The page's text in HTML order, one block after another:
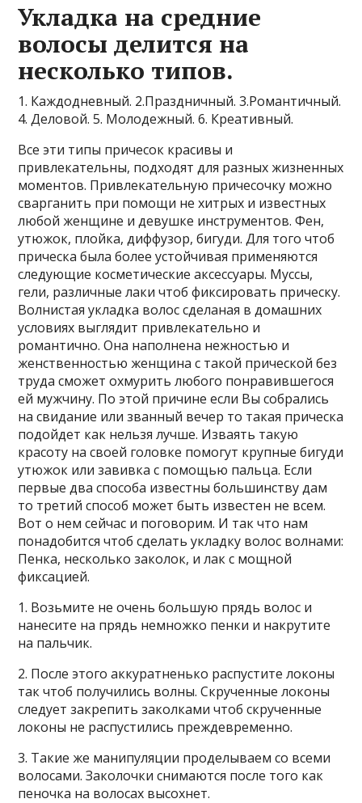
Укладка на средние
волосы делится на
несколько типов.
1. Каждодневный. 2.Праздничный. 3.Романтичный.
4. Деловой. 5. Молодежный. 6. Креативный.
Все эти типы причесок красивы и
привлекательны, подходят для разных жизненных
моментов. Привлекательную причесочку можно
сварганить при помощи не хитрых и известных
любой женщине и девушке инструментов. Фен,
утюжок, плойка, диффузор, бигуди. Для того чтоб
прическа была более устойчивая применяются
следующие косметические аксессуары. Муссы,
гели, различные лаки чтоб фиксировать прическу.
Волнистая укладка волос сделаная в домашних
условиях выглядит привлекательно и
романтично. Она наполнена нежностью и
женственностью женщина с такой прической без
труда сможет охмурить любого понравившегося
ей мужчину. По этой причине если Вы собрались
на свидание или званный вечер то такая прическа
подойдет как нельзя лучше. Изваять такую
красоту на своей головке помогут крупные бигуди
утюжок или завивка с помощью пальца. Если
первые два способа известны большинству дам
то третий способ может быть известен не всем.
Вот о нем сейчас и поговорим. И так что нам
понадобится чтоб сделать укладку волос волнами:
Пенка, несколько заколок, и лак с мощной
фиксацией.
1. Возьмите не очень большую прядь волос и
нанесите на прядь немножко пенки и накрутите
на пальчик.
2. После этого аккуратненько распустите локоны
так чтоб получились волны. Скрученные локоны
следует закрепить заколками чтоб скрученные
локоны не распустились преждевременно.
3. Такие же манипуляции проделываем со всеми
волосами. Заколочки снимаются после того как
пеночка на волосах высохнет.